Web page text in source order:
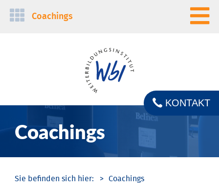
Navigation
Coachings
Coachings
KONTAKT
Coachings